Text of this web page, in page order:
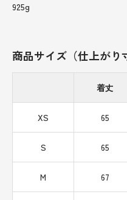
925g
商品サイズ（仕上がり
着丈
XS 65
S 65
M 67